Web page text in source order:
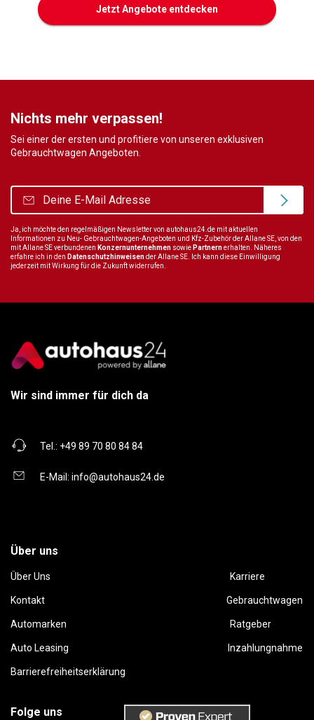
Jetzt Angebote entdecken
Nichts mehr verpassen!
Sei einer der ersten und profitiere von unseren exklusiven
Gebrauchtwagen Angeboten.
Ja, ich möchte den regelmäßigen Newsletter von autohaus24.de mit aktuellen
Informationen zu Neu- Gebrauchtwagen-Angeboten und Kfz-Zubehör der Allane SE, von den
mit Allane SE verbundenen Konzernunternehmen sowie Partnernerhalten. Näheres
erfahre ich in den Datenschutzhinweisender Allane SE. Ich kann diese Einwilligung
jederzeit mit Wirkung für die Zukunft widerrufen.
Wir sind immer für dich da
Tel.: +49 89 70 80 84 84
E-Mail: info@autohaus24.de
Über uns
Über Uns Karriere
Kontakt Gebrauchtwagen
Automarken Ratgeber
Auto Leasing Inzahlungnahme
Barrierefreiheitserklärung
Folge uns